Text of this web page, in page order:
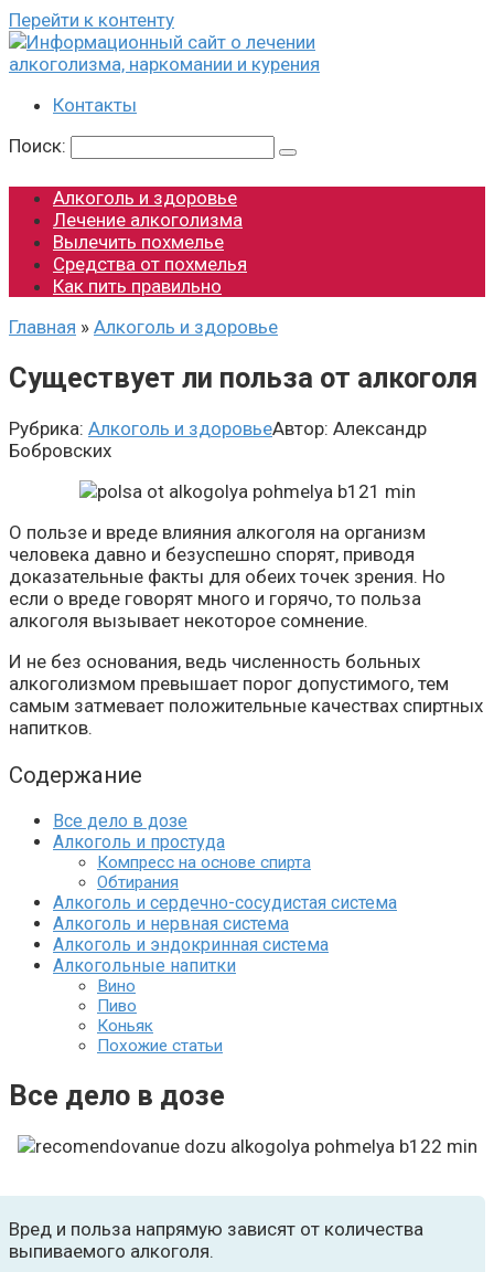
Перейти к контенту
Контакты
Поиск:
Алкоголь и здоровье
Лечение алкоголизма
Вылечить похмелье
Средства от похмелья
Как пить правильно
Главная » Алкоголь и здоровье
Существует ли польза от алкоголя
Рубрика: Алкоголь и здоровьеАвтор: Александр
Бобровских
О пользе и вреде влияния алкоголя на организм
человека давно и безуспешно спорят, приводя
доказательные факты для обеих точек зрения. Но
если о вреде говорят много и горячо, то польза
алкоголя вызывает некоторое сомнение.
И не без основания, ведь численность больных
алкоголизмом превышает порог допустимого, тем
самым затмевает положительные качествах спиртных
напитков.
Содержание
Все дело в дозе
Алкоголь и простуда
Компресс на основе спирта
Обтирания
Алкоголь и сердечно-сосудистая система
Алкоголь и нервная система
Алкоголь и эндокринная система
Алкогольные напитки
Вино
Пиво
Коньяк
Похожие статьи
Все дело в дозе
Вред и польза напрямую зависят от количества
выпиваемого алкоголя.